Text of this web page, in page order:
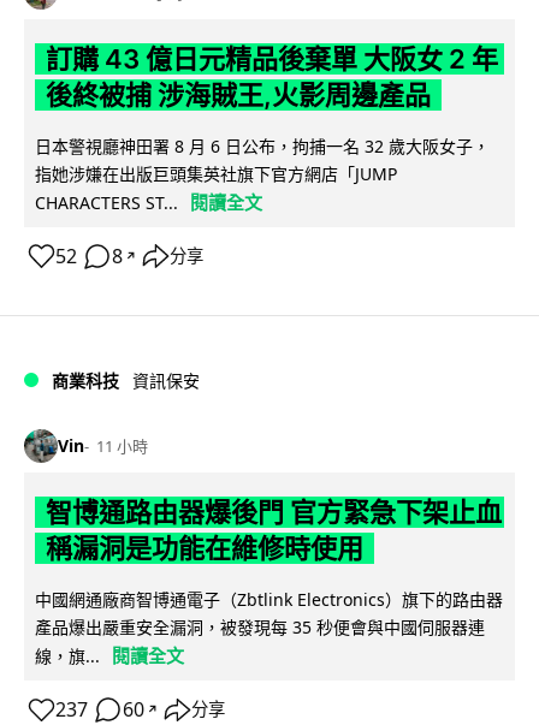
訂購 43 億日元精品後棄單 大阪女 2 年
後終被捕 涉海賊王,火影周邊產品
日本警視廳神田署 8 月 6 日公布，拘捕一名 32 歲大阪女子，
指她涉嫌在出版巨頭集英社旗下官方網店「JUMP
CHARACTERS ST...
閱讀全文
52 8 ↗ 分享
商業科技 資訊保安
Vin 11 小時
智博通路由器爆後門 官方緊急下架止血
稱漏洞是功能在維修時使用
中國網通廠商智博通電子（Zbtlink Electronics）旗下的路由器
產品爆出嚴重安全漏洞，被發現每 35 秒便會與中國伺服器連
線，旗...
閱讀全文
237 60 ↗ 分享